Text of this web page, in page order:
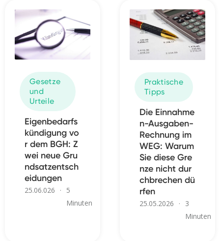
Gesetze
und
Urteile
Eigenbedarfs
kündigung vo
r dem BGH: Z
wei neue Gru
ndsatzentsch
eidungen
25.06.026 ·
5
Minuten
Praktische
Tipps
Die Einnahme
n-Ausgaben-
Rechnung im
WEG: Warum
Sie diese Gre
nze nicht dur
chbrechen dü
rfen
25.05.2026 ·
3
Minuten